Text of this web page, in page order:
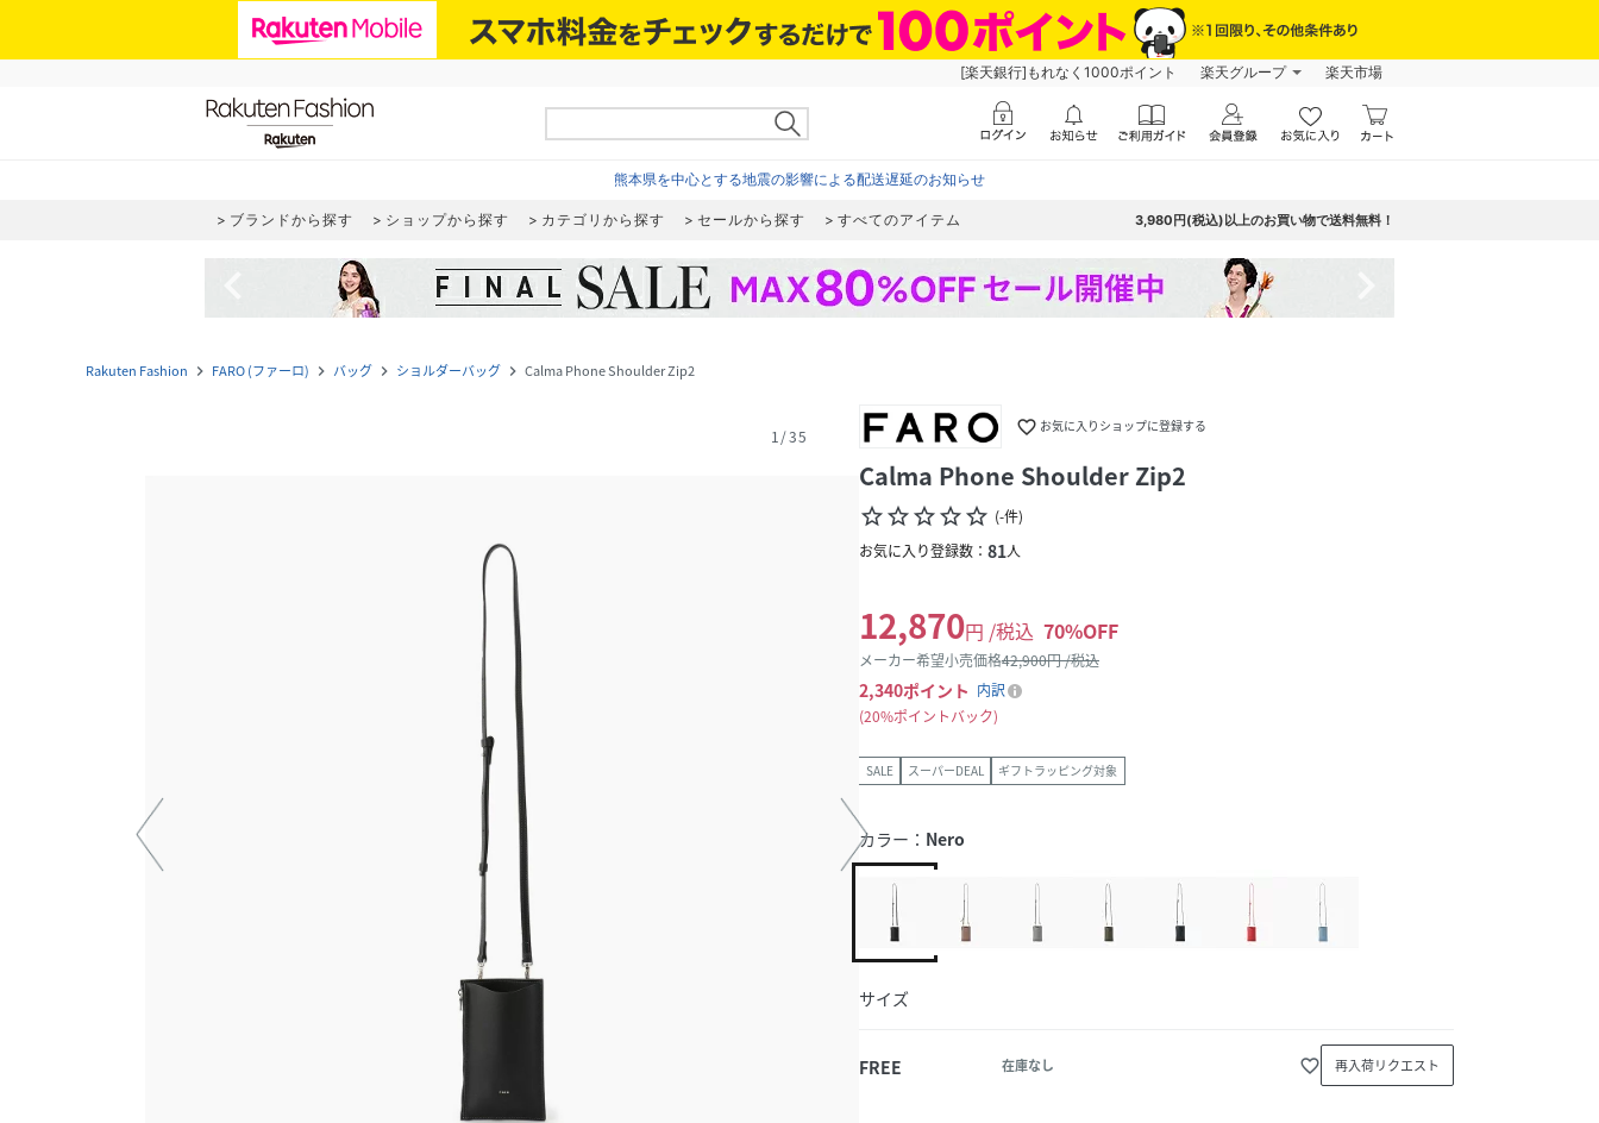
[楽天銀行]もれなく1000ポイント 楽天グループ 楽天市場
熊本県を中心とする地震の影響による配送遅延のお知らせ
ブランドから探す ショップから探す カテゴリから探す セールから探す すべてのアイテム 3,980円(税込)以上のお買い物で送料無料！
Rakuten Fashion navigate_next FARO (ファーロ) navigate_next バッグ navigate_next ショルダーバッグ navigate_next Calma Phone Shoulder Zip2
1/35 favorite_border お気に入りショップに登録する
Calma Phone Shoulder Zip2
star_borderstar_borderstar_borderstar_borderstar_border (-件)
お気に入り登録数： 81人
12,870円 /税込 70%OFF
メーカー希望小売価格42,900円 /税込
2,340ポイント 内訳
20%ポイントバック
SALE スーパーDEAL ギフトラッピング対象
カラー： Nero
サイズ
FREE 在庫なし favorite_border 再入荷リクエスト